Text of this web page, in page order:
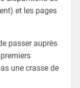
et les pages
passer auprès
une crasse de